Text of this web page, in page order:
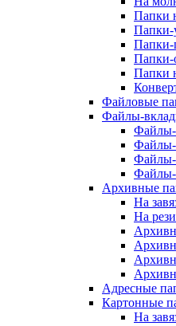
Папки
Папки-
Папки-
Папки-
Папки
Файловые
Файлы-
Архивные
На
На
Адресные
Картонные
На